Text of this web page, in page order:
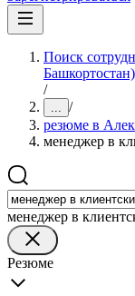
Поиск
Башкортостан)
/
... /
резюме в
менеджер в
менеджер в
Резюме